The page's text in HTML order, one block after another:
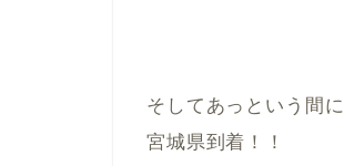
そしてあっという間に
宮城県到着！！